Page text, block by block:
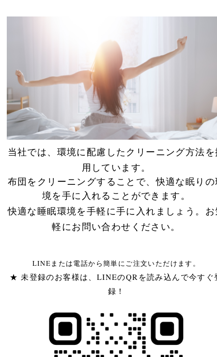
当社では、環境に配慮したクリーニング方法を
用しています。
布団をクリーニングすることで、快適な眠りの
境を手に入れることができます。
快適な睡眠環境を手軽に手に入れましょう。お
軽にお問い合わせください。
LINEまたは電話から簡単にご注文いただけます。
★ 未登録のお客様は、LINEのQRを読み込んで今すぐ
録！